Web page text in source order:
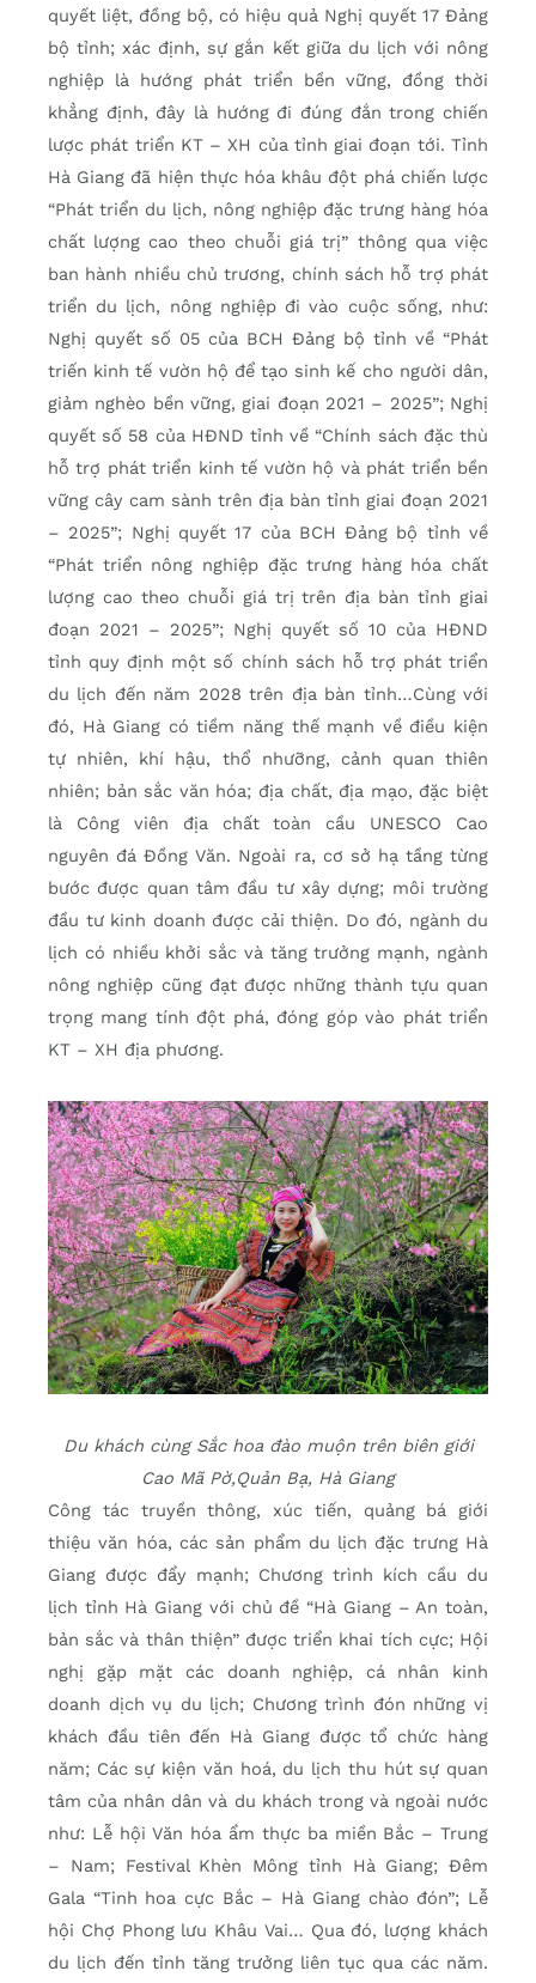
quyết liệt, đồng bộ, có hiệu quả Nghị quyết 17 Đảng
bộ tỉnh; xác định, sự gắn kết giữa du lịch với nông
nghiệp là hướng phát triển bền vững, đồng thời
khẳng định, đây là hướng đi đúng đắn trong chiến
lược phát triển KT – XH của tỉnh giai đoạn tới. Tỉnh
Hà Giang đã hiện thực hóa khâu đột phá chiến lược
“Phát triển du lịch, nông nghiệp đặc trưng hàng hóa
chất lượng cao theo chuỗi giá trị” thông qua việc
ban hành nhiều chủ trương, chính sách hỗ trợ phát
triển du lịch, nông nghiệp đi vào cuộc sống, như:
Nghị quyết số 05 của BCH Đảng bộ tỉnh về “Phát
triến kinh tế vườn hộ để tạo sinh kế cho người dân,
giảm nghèo bền vững, giai đoạn 2021 – 2025”; Nghị
quyết số 58 của HĐND tỉnh về “Chính sách đặc thù
hỗ trợ phát triển kinh tế vườn hộ và phát triển bền
vững cây cam sành trên địa bàn tỉnh giai đoạn 2021
– 2025”; Nghị quyết 17 của BCH Đảng bộ tỉnh về
“Phát triển nông nghiệp đặc trưng hàng hóa chất
lượng cao theo chuỗi giá trị trên địa bàn tỉnh giai
đoạn 2021 – 2025”; Nghị quyết số 10 của HĐND
tỉnh quy định một số chính sách hỗ trợ phát triển
du lịch đến năm 2028 trên địa bàn tỉnh…Cùng với
đó, Hà Giang có tiềm năng thế mạnh về điều kiện
tự nhiên, khí hậu, thổ nhưỡng, cảnh quan thiên
nhiên; bản sắc văn hóa; địa chất, địa mạo, đặc biệt
là Công viên địa chất toàn cầu UNESCO Cao
nguyên đá Đồng Văn. Ngoài ra, cơ sở hạ tầng từng
bước được quan tâm đầu tư xây dựng; môi trường
đầu tư kinh doanh được cải thiện. Do đó, ngành du
lịch có nhiều khởi sắc và tăng trưởng mạnh, ngành
nông nghiệp cũng đạt được những thành tựu quan
trọng mang tính đột phá, đóng góp vào phát triển
KT – XH địa phương.
Du khách cùng Sắc hoa đào muộn trên biên giới
Cao Mã Pờ,Quản Bạ, Hà Giang
Công tác truyền thông, xúc tiến, quảng bá giới
thiệu văn hóa, các sản phẩm du lịch đặc trưng Hà
Giang được đẩy mạnh; Chương trình kích cầu du
lịch tỉnh Hà Giang với chủ đề “Hà Giang – An toàn,
bản sắc và thân thiện” được triển khai tích cực; Hội
nghị gặp mặt các doanh nghiệp, cá nhân kinh
doanh dịch vụ du lịch; Chương trình đón những vị
khách đầu tiên đến Hà Giang được tổ chức hàng
năm; Các sự kiện văn hoá, du lịch thu hút sự quan
tâm của nhân dân và du khách trong và ngoài nước
như: Lễ hội Văn hóa ẩm thực ba miền Bắc – Trung
– Nam; Festival Khèn Mông tỉnh Hà Giang; Đêm
Gala “Tinh hoa cực Bắc – Hà Giang chào đón”; Lễ
hội Chợ Phong lưu Khâu Vai… Qua đó, lượng khách
du lịch đến tỉnh tăng trưởng liên tục qua các năm.